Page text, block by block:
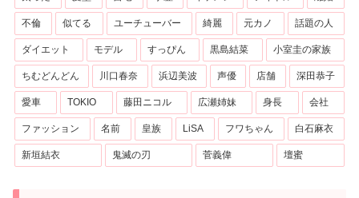
不倫 似てる ユーチューバー 綺麗 元カノ 話題の人
ダイエット モデル すっぴん 黒島結菜 小室圭の家族
ちむどんどん 川口春奈 浜辺美波 声優 店舗 深田恭子
愛車 TOKIO 藤田ニコル 広瀬姉妹 身長 会社
ファッション 名前 皇族 LiSA フワちゃん 白石麻衣
新垣結衣 鬼滅の刃 菅義偉 壇蜜